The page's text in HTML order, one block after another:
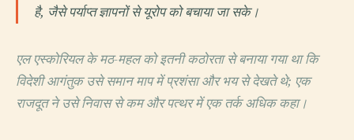
है, जैसे पर्याप्त ज्ञापनों से यूरोप को बचाया जा सके।
एल एस्कोरियल के मठ-महल को इतनी कठोरता से बनाया गया था कि
विदेशी आगंतुक उसे समान माप में प्रशंसा और भय से देखते थे; एक
राजदूत ने उसे निवास से कम और पत्थर में एक तर्क अधिक कहा।